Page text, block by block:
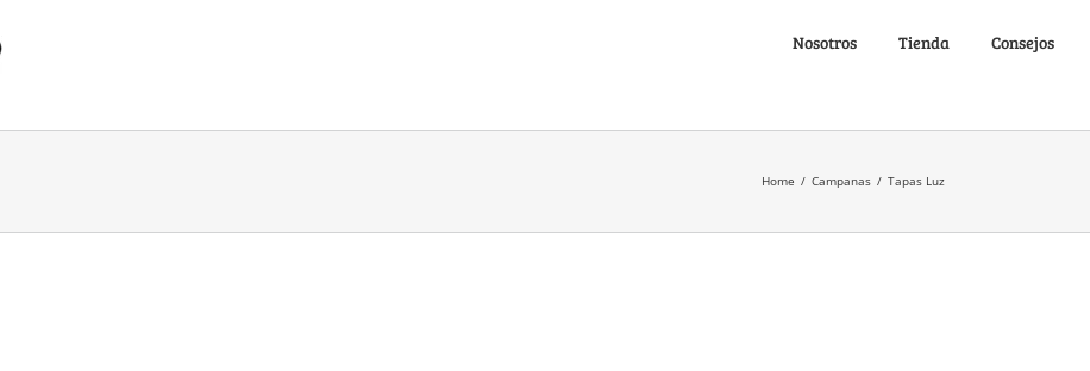
Nosotros Tienda Consejos
Home / Campanas / Tapas Luz